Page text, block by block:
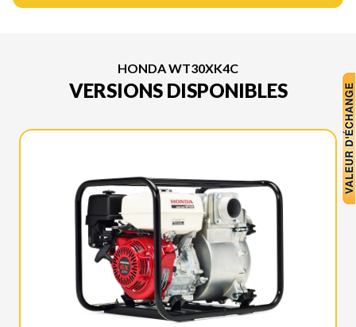
HONDA WT30XK4C
VERSIONS DISPONIBLES